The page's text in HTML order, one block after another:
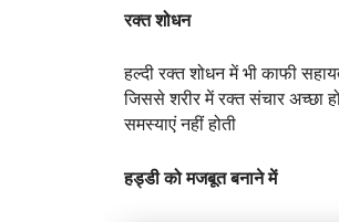
रक्त शोधन
हल्दी रक्त शोधन में भी काफी
जिससे शरीर में रक्त संचार अच्छा
समस्याएं नहीं होती
हड्डी को मजबूत बनाने में